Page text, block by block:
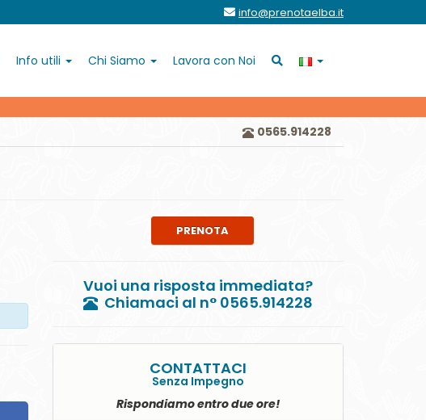
info@prenotaelba.it
Info utili Chi Siamo Lavora con Noi
0565.914228
PRENOTA
Vuoi una risposta immediata?
Chiamaci al n° 0565.914228
CONTATTACI
Senza Impegno
Rispondiamo entro due ore!